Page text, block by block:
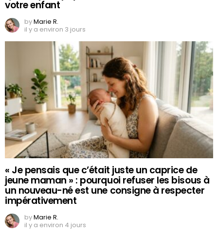
votre enfant
byMarie R.
il y a environ 3 jours
« Je pensais que c’était juste un caprice de
jeune maman » : pourquoi refuser les bisous à
un nouveau-né est une consigne à respecter
impérativement
byMarie R.
il y a environ 4 jours